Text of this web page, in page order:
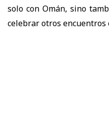
solo con Omán, sino
celebrar otros encuentros